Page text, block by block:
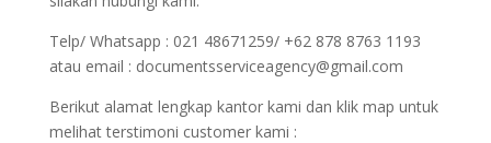
Telp/ Whatsapp : 021 48671259/ +62 878 8763 1193
atau email : documentsserviceagency@gmail.com
Berikut alamat lengkap kantor kami dan klik map untuk
melihat terstimoni customer kami :